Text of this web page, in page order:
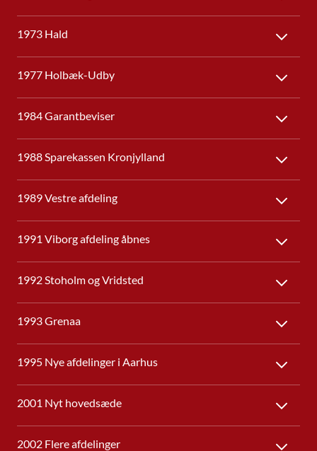
1973 Hald
1977 Holbæk-Udby
1984 Garantbeviser
1988 Sparekassen Kronjylland
1989 Vestre afdeling
1991 Viborg afdeling åbnes
1992 Stoholm og Vridsted
1993 Grenaa
1995 Nye afdelinger i Aarhus
2001 Nyt hovedsæde
2002 Flere afdelinger